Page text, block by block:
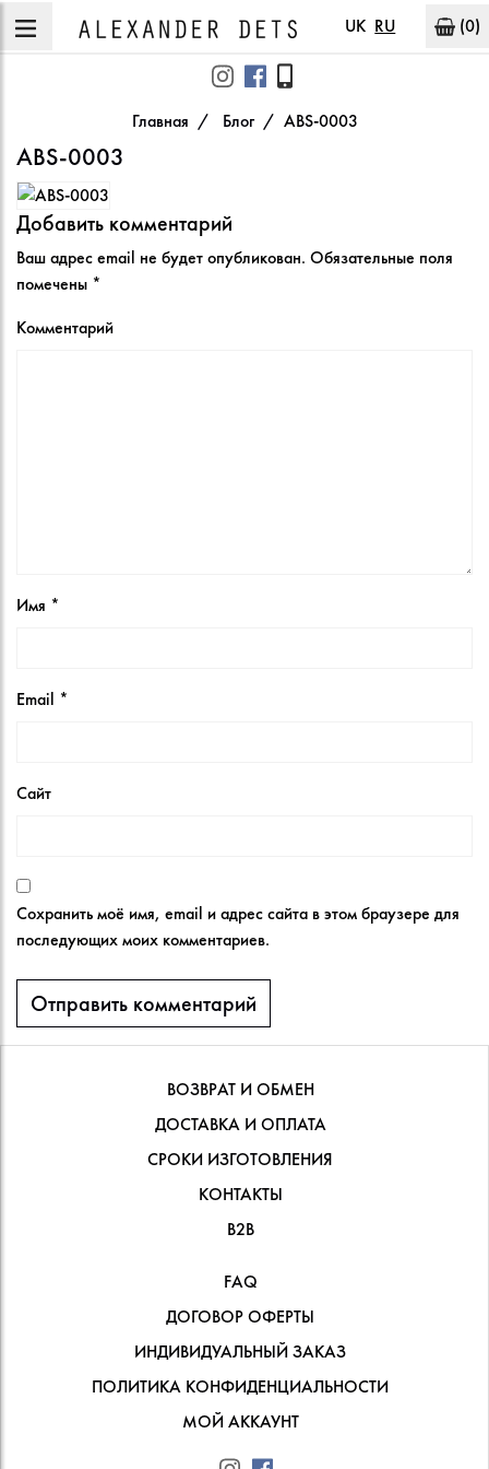
UK RU (0)
Главная Блог ABS-0003
ABS-0003
Добавить комментарий
Ваш адрес email не будет опубликован. Обязательные поля
помечены *
Комментарий
Имя *
Email *
Сайт
Сохранить моё имя, email и адрес сайта в этом браузере для
последующих моих комментариев.
ВОЗВРАТ И ОБМЕН
ДОСТАВКА И ОПЛАТА
СРОКИ ИЗГОТОВЛЕНИЯ
КОНТАКТЫ
В2В
FAQ
ДОГОВОР ОФЕРТЫ
ИНДИВИДУАЛЬНЫЙ ЗАКАЗ
ПОЛИТИКА КОНФИДЕНЦИАЛЬНОСТИ
МОЙ АККАУНТ